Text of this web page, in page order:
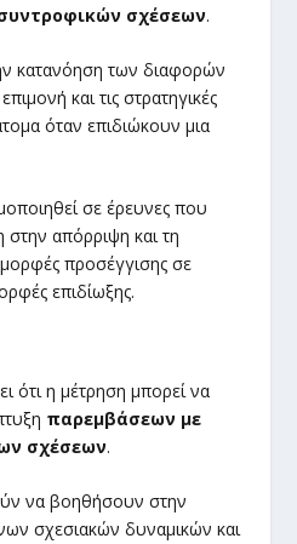
σχέσεων.
κατανόηση των διαφορών
και τις στρατηγικές
όταν επιδιώκουν μια
σε έρευνες που
στην απόρριψη και τη
προσέγγισης σε
επιδίωξης.
ότι η μέτρηση μπορεί να
παρεμβάσεων με
σχέσεων.
να βοηθήσουν στην
σχεσιακών δυναμικών και